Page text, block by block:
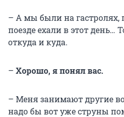
– А мы были на гастролях,
поезде ехали в этот день…
откуда и куда.
– Хорошо, я понял вас.
– Меня занимают другие
надо бы вот уже струны